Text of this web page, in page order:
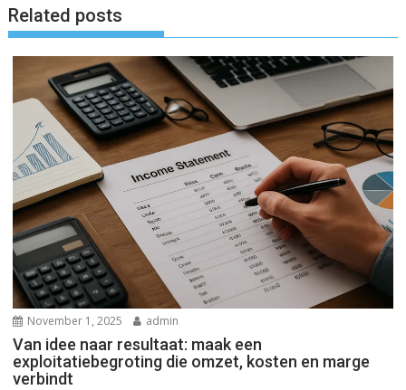
Related posts
November 1, 2025 admin
Van idee naar resultaat: maak een
exploitatiebegroting die omzet, kosten en marge
verbindt